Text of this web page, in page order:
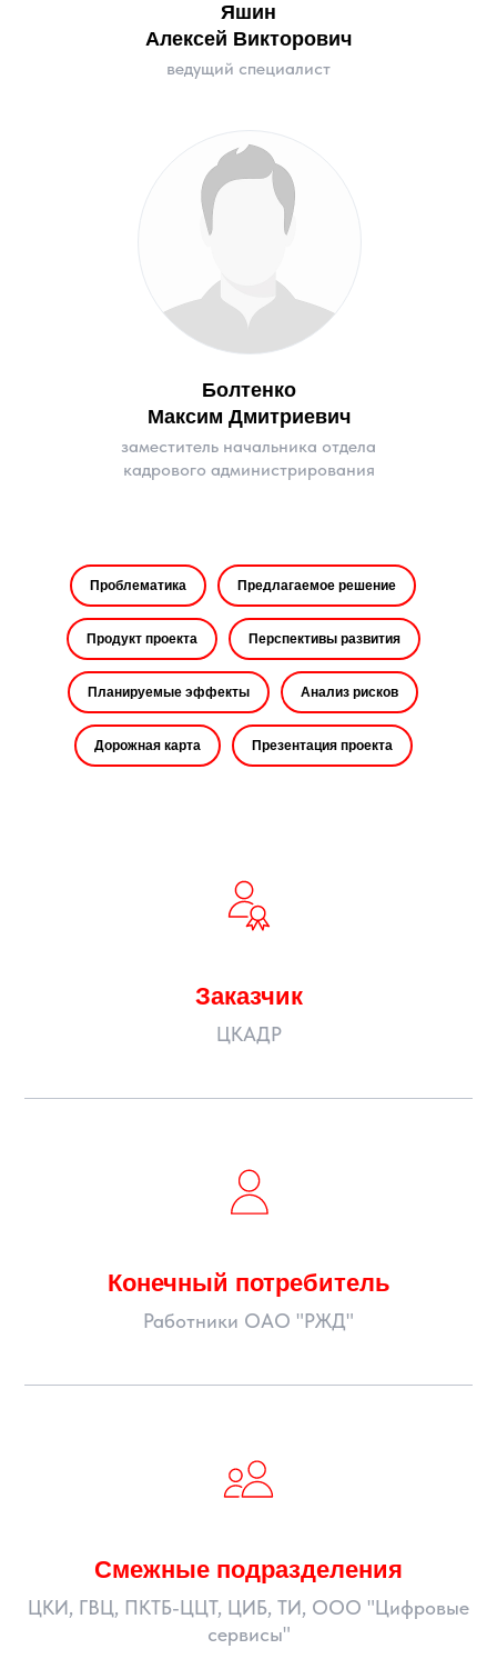
Яшин
Алексей Викторович
ведущий специалист
Болтенко
Максим Дмитриевич
заместитель начальника отдела
кадрового администрирования
Проблематика Предлагаемое решение
Продукт проекта Перспективы развития
Планируемые эффекты Анализ рисков
Дорожная карта Презентация проекта
Заказчик
ЦКАДР
Конечный потребитель
Работники ОАО "РЖД"
Смежные подразделения
ЦКИ, ГВЦ, ПКТБ-ЦЦТ, ЦИБ, ТИ, ООО "Цифровые
сервисы"